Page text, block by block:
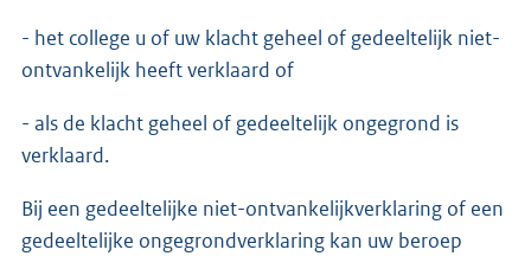
- het college u of uw klacht geheel of gedeeltelijk niet-
ontvankelijk heeft verklaard of
- als de klacht geheel of gedeeltelijk ongegrond is
verklaard.
Bij een gedeeltelijke niet-ontvankelijkverklaring of een
gedeeltelijke ongegrondverklaring kan uw beroep